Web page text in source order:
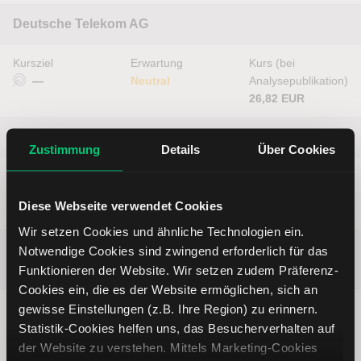
Zustimmung Details Über Cookies
Diese Webseite verwendet Cookies
Wir setzen Cookies und ähnliche Technologien ein.
Notwendige Cookies sind zwingend erforderlich für das
Funktionieren der Website. Wir setzen zudem Präferenz-
Cookies ein, die es der Website ermöglichen, sich an
gewisse Einstellungen (z.B. Ihre Region) zu erinnern.
Statistik-Cookies helfen uns, das Besucherverhalten auf
der Website zu verstehen. Mittels Marketing-Cookies
Deutsche Telekom AG
Kursziel
—
Erwartung
Neutral
Kurs (bei
Analysepublikation)
26,82 EUR
Kursziel
Dow Jones Industrial Average
Index
Kursziel
—
Erwartung
Neutral
Kurs (bei
Analysepublikation)
52.491,60 Punkte